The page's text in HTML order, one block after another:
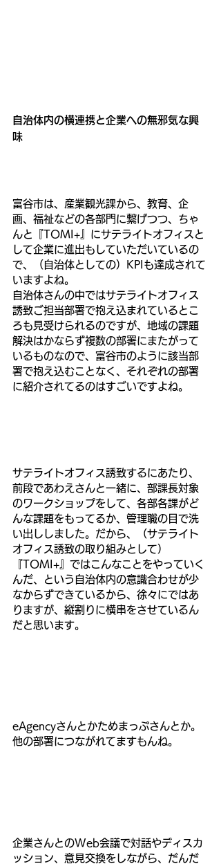
自治体内の横連携と企業への無邪気な興
味
富谷市は、産業観光課から、教育、企
画、福祉などの各部門に繋げつつ、ちゃ
んと『TOMI+』にサテライトオフィスと
して企業に進出もしていただいているの
で、（自治体としての）KPIも達成されて
いますよね。
自治体さんの中ではサテライトオフィス
誘致ご担当部署で抱え込まれているとこ
ろも見受けられるのですが、地域の課題
解決はかならず複数の部署にまたがって
いるものなので、富谷市のように該当部
署で抱え込むことなく、それぞれの部署
に紹介されてるのはすごいですよね。
サテライトオフィス誘致するにあたり、
前段であわえさんと一緒に、部課長対象
のワークショップをして、各部各課がど
んな課題をもってるか、管理職の目で洗
い出ししました。だから、（サテライト
オフィス誘致の取り組みとして）
『TOMI+』ではこんなことをやっていく
んだ、という自治体内の意識合わせが少
なからずできているから、徐々にではあ
りますが、縦割りに横串をさせているん
だと思います。
eAgencyさんとかためまっぷさんとか。
他の部署につながれてますもんね。
企業さんとのWeb会議で対話やディスカ
ッション、意見交換をしながら、だんだ